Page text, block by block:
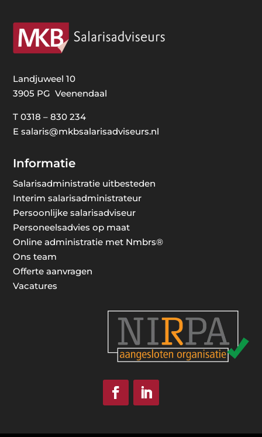
Landjuweel 10
3905 PG Veenendaal
T0318 – 830 234
Esalaris@mkbsalarisadviseurs.nl
Informatie
Salarisadministratie uitbesteden
Interim salarisadministrateur
Persoonlijke salarisadviseur
Personeelsadvies op maat
Online administratie met Nmbrs®
Ons team
Offerte aanvragen
Vacatures